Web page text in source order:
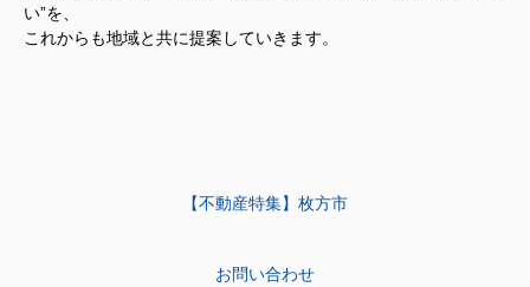
い”を、
これからも地域と共に提案していきます。
【不動産特集】枚方市
お問い合わせ